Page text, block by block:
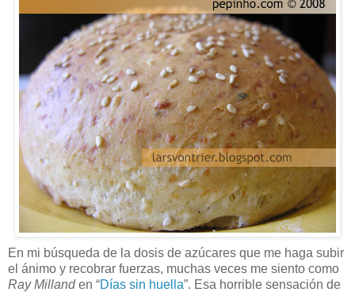
En mi búsqueda de la dosis de azúcares que me haga subir
el ánimo y recobrar fuerzas, muchas veces me siento como
Ray Millanden “Días sin huella”. Esa horrible sensación de